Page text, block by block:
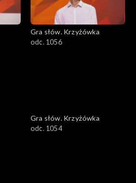
Gra słów. Krzyżówka
odc. 1056
Gra słów. Krzyżówka
odc. 1054